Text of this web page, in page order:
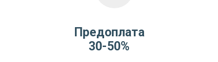
Предоплата
30-50%